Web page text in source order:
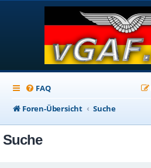
FAQ
Foren-Übersicht
Suche
Suche